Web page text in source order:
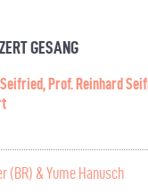
GESANG
Prof. Reinhard